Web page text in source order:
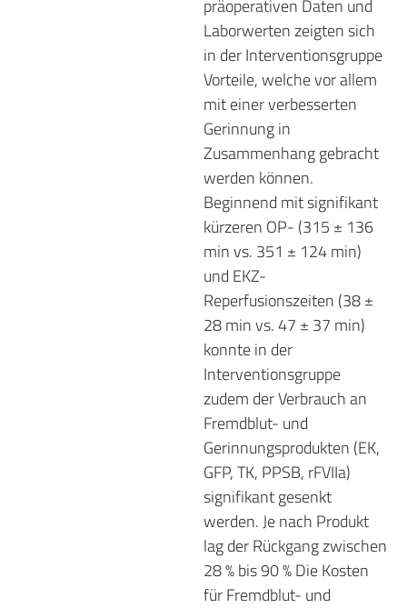
präoperativen Daten und
Laborwerten zeigten sich
in der Interventionsgruppe
Vorteile, welche vor allem
mit einer verbesserten
Gerinnung in
Zusammenhang gebracht
werden können.
Beginnend mit signifikant
kürzeren OP- (315 ± 136
min vs. 351 ± 124 min)
und EKZ-
Reperfusionszeiten (38 ±
28 min vs. 47 ± 37 min)
konnte in der
Interventionsgruppe
zudem der Verbrauch an
Fremdblut- und
Gerinnungsprodukten (EK,
GFP, TK, PPSB, rFVIIa)
signifikant gesenkt
werden. Je nach Produkt
lag der Rückgang zwischen
28 % bis 90 % Die Kosten
für Fremdblut- und